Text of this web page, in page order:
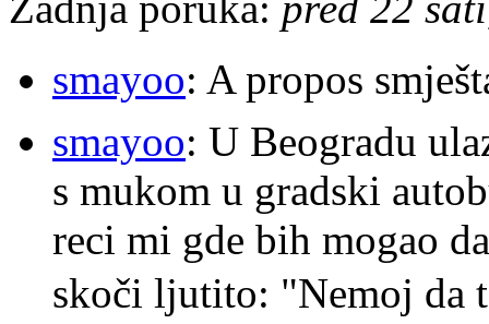
smayoo: A propos
smayoo: U Beogradu
s mukom u gradski
reci mi gde bih mogao
skoči ljutito: "Nemoj da